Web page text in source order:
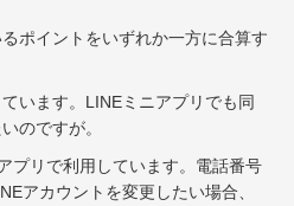
ポイントをいずれか一方に合算す
います。LINEミニアプリでも同
のですが。
プリで利用しています。電話番号
アカウントを変更したい場合、